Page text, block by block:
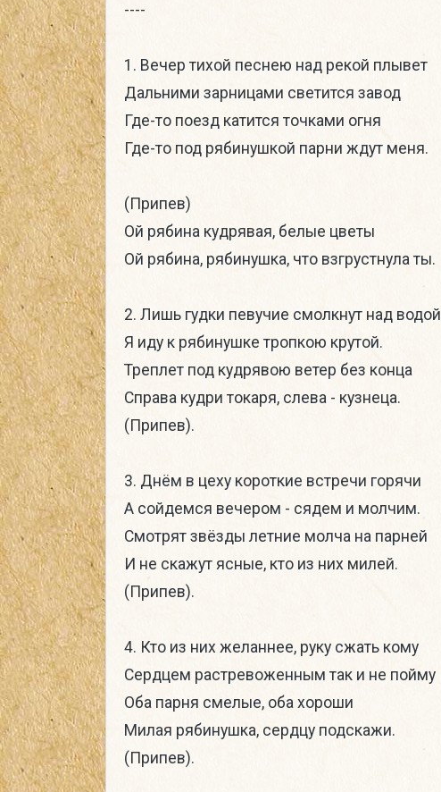
----
1. Вечер тихой песнею над рекой плывет
Дальними зарницами светится завод
Где-то поезд катится точками огня
Где-то под рябинушкой парни ждут меня.
(Припев)
Ой рябина кудрявая, белые цветы
Ой рябина, рябинушка, что взгрустнула ты.
2. Лишь гудки певучие смолкнут над водой
Я иду к рябинушке тропкою крутой.
Треплет под кудрявою ветер без конца
Справа кудри токаря, слева - кузнеца.
(Припев).
3. Днём в цеху короткие встречи горячи
А сойдемся вечером - сядем и молчим.
Смотрят звёзды летние молча на парней
И не скажут ясные, кто из них милей.
(Припев).
4. Кто из них желаннее, руку сжать кому
Сердцем растревоженным так и не пойму
Оба парня смелые, оба хороши
Милая рябинушка, сердцу подскажи.
(Припев).